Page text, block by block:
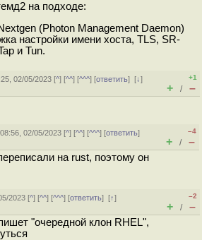
на подходе:
(Photon Management Daemon)
настройки имени хоста, TLS, SR-
и Tun.
02/05/2023 [^] [^^] [^^^] [ответить][↓]
+1
+ / –
02/05/2023 [^] [^^] [^^^] [ответить]
–4
+ / –
на rust, поэтому он
2023 [^] [^^] [^^^] [ответить][↑]
–2
+ / –
"очередной клон RHEL",